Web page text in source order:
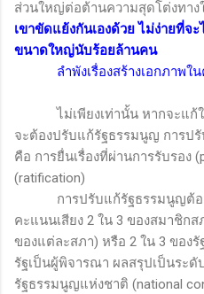
ส่วนใหญ่ต่อต้านความสุดโต่งทาง
เขาขัดแย้งกันเองด้วย ไม่ง่ายที่จ
ขนาดใหญ่นับร้อยล้านคน
ลำพังเรื่องสร้างเอกภาพ
ไม่เพียงเท่านั้น หากจะแก้
จะต้องปรับแก้รัฐธรรมนูญ การป
คือ การยื่นเรื่องที่ผ่านการรับรอง (
(ratification)
การปรับแก้รัฐธรรมนูญต้องเ
คะแนนเสียง 2 ใน 3 ของสมาชิก
ของแต่ละสภา) หรือ 2 ใน 3 ขอ
รัฐเป็นผู้พิจารณา ผลสรุปเป็นระดั
รัฐธรรมนูญแห่งชาติ (national